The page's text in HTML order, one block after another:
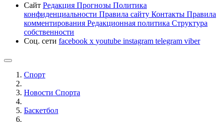
Сайт Редакция Прогнозы Политика
конфиденциальности Правила сайту Контакты Правила
комментирования Редакционная политика Структура
собственности
Соц. сети facebook x youtube instagram telegram viber
Спорт
Новости Cпорта
Баскетбол